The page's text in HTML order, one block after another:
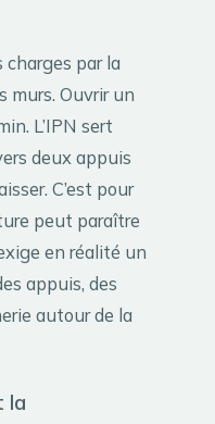
par la
murs. Ouvrir un
L’IPN sert
deux appuis
C’est pour
peut paraître
en réalité un
appuis, des
autour de la
la